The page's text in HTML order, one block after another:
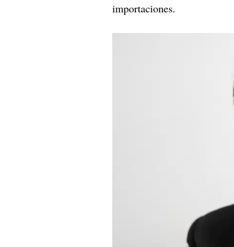
importaciones.